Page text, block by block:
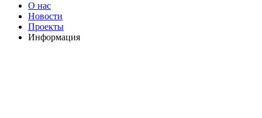
О нас
Новости
Проекты
Информация